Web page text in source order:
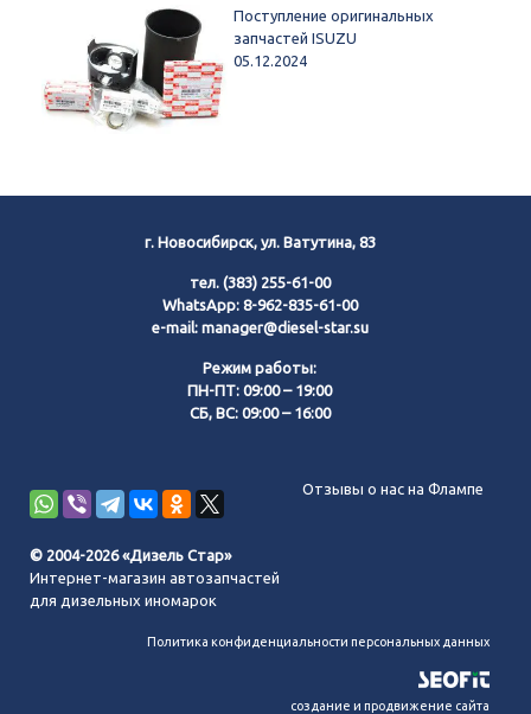
Поступление оригинальных
запчастей ISUZU
05.12.2024
г. Новосибирск, ул. Ватутина, 83
тел. (383) 255-61-00
WhatsApp: 8-962-835-61-00
e-mail: manager@diesel-star.su
Режим работы:
ПН-ПТ: 09:00 – 19:00
СБ, ВС: 09:00 – 16:00
Отзывы о нас на Флампе
© 2004-2026 «Дизель Стар»
Интернет-магазин автозапчастей
для дизельных иномарок
Политика конфиденциальности персональных данных
создание и продвижение сайта